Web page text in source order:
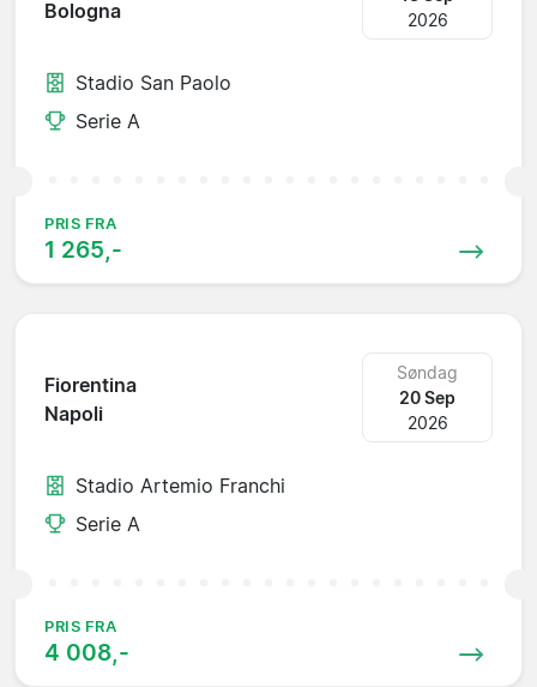
Bologna
2026
Stadio San Paolo
Serie A
PRIS FRA
1 265,-
Fiorentina
Napoli
Søndag
20 Sep
2026
Stadio Artemio Franchi
Serie A
PRIS FRA
4 008,-